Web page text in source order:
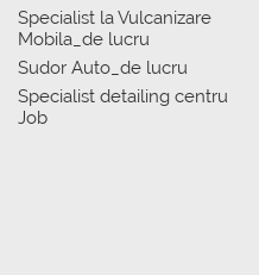
Specialist la Vulcanizare
Mobila_de lucru
Sudor Auto_de lucru
Specialist detailing centru
Job